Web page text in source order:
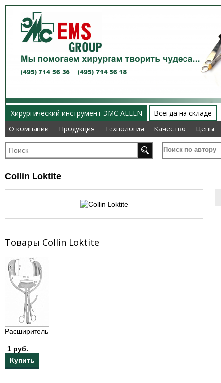
Хирургический инструмент ЭМС ALLEN
О компании
Продукция Технология Качество Цены
Всегда на складе
О компании
Продукция Технология Качество Цены
Поиск по автору
Collin Loktite
Товары Collin Loktite
Расширитель
1 руб.
Купить